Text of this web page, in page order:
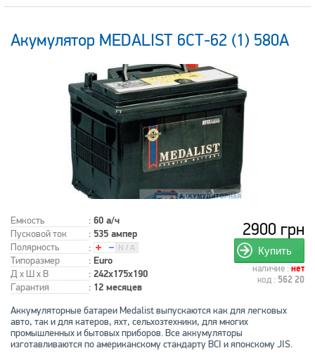
Акумулятор MEDALIST 6СТ-62 (1) 580А
Емкость : 60 а/ч
Пусковой ток : 535 ампер
Полярность
:
Типоразмер
: Euro
Д x Ш x В : 242x175x190
Гарантия : 12 месяцев
2900 грн
Купить
наличие : нет
код : 562 20
Аккумуляторные батареи Medalist выпускаются как для легковых
авто, так и для катеров, яхт, сельхозтехники, для многих
промышленных и бытовых приборов. Все аккумуляторы
изготавливаются по американскому стандарту BCI и японскому JIS.